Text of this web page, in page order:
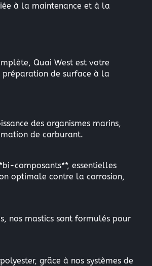
à la maintenance et à la
Quai West est votre
de surface à la
des organismes marins,
de carburant.
composants**, essentielles
optimale contre la corrosion,
nos mastics sont formulés pour
grâce à nos systèmes de